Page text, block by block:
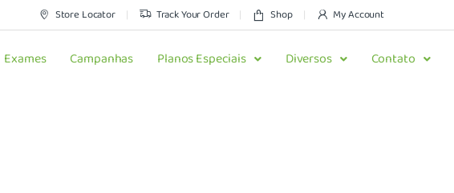
Store Locator Track Your Order Shop My Account
Exames Campanhas Planos Especiais Diversos Contato